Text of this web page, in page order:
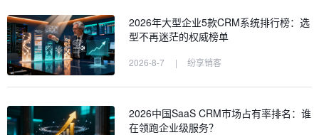
2026年大型企业5款CRM系统排行榜：选
型不再迷茫的权威榜单
2026-8-7 | 纷享销客
2026中国SaaS CRM市场占有率排名：谁
在领跑企业级服务？